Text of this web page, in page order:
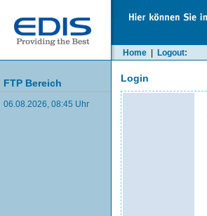
Home Logout:
FTP Bereich
06.08.2026, 08:45 Uhr
Login